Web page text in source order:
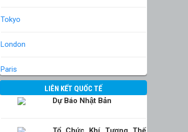
Tokyo
London
Paris
LIÊN KẾT QUỐC TẾ
Dự Báo Nhật Bản